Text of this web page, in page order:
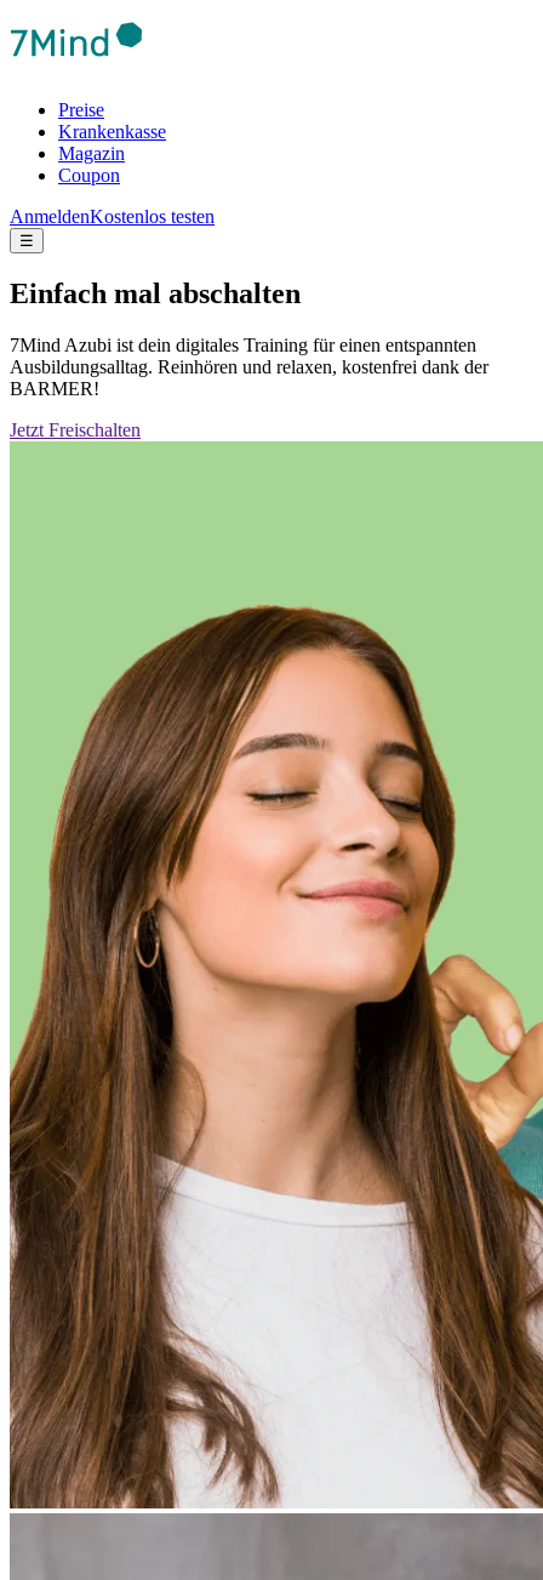
Preise
Krankenkasse
Magazin
Coupon
AnmeldenKostenlos testen
☰
Einfach mal abschalten
7Mind Azubi ist dein digitales Training für einen entspannten
Ausbildungsalltag. Reinhören und relaxen, kostenfrei dank der
BARMER!
Jetzt Freischalten